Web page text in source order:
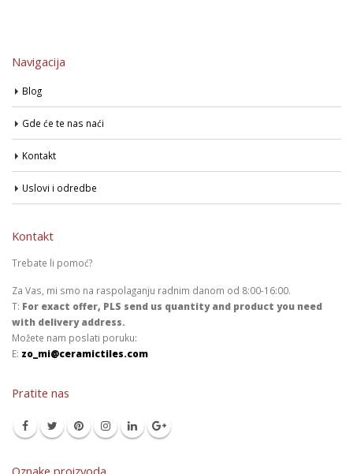
Navigacija
Blog
Gde će te nas naći
Kontakt
Uslovi i odredbe
Kontakt
Trebate li pomoć?
Za Vas, mi smo na raspolaganju radnim danom od 8:00-16:00.
T: For exact offer, PLS send us quantity and product you need
with delivery address.
Možete nam poslati poruku:
E: zo_mi@ceramictiles.com
Pratite nas
Oznake proizvoda